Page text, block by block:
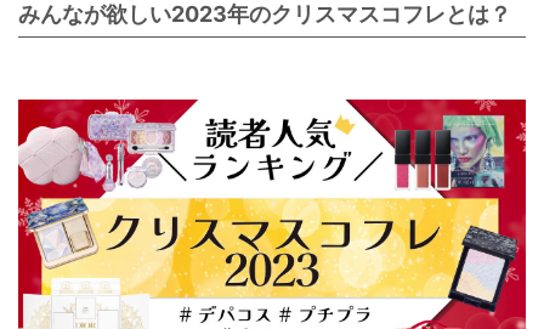
みんなが欲しい2023年のクリスマスコフレとは？